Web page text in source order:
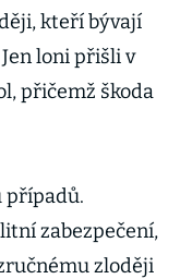
kteří bývají
loni přišli v
přičemž škoda
případů.
zabezpečení,
zloději